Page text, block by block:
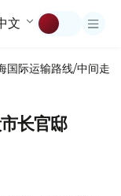
文
国际运输路线/中间走廊
长官邸